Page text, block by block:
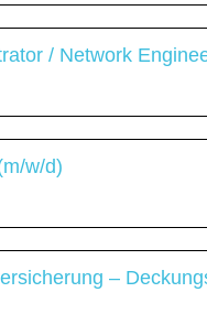
/ Network
w/d)
–